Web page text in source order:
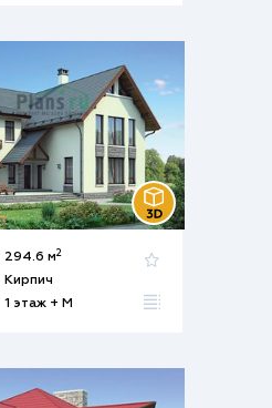
294.6 м2
Кирпич
1 этаж + М